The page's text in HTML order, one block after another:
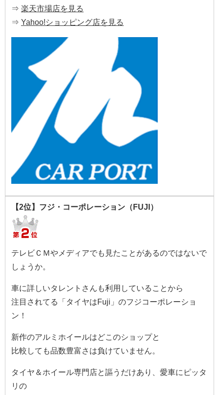
⇒ 楽天市場店を見る
⇒ Yahoo!ショッピング店を見る
【2位】フジ・コーポレーション（FUJI）
テレビＣＭやメディアでも見たことがあるのではないで
しょうか。
車に詳しいタレントさんも利用していることから
注目されてる「タイヤはFuji」のフジコーポレーショ
ン！
新作のアルミホイールはどこのショップと
比較しても品数豊富さは負けていません。
タイヤ＆ホイール専門店と謳うだけあり、愛車にピッタ
リの